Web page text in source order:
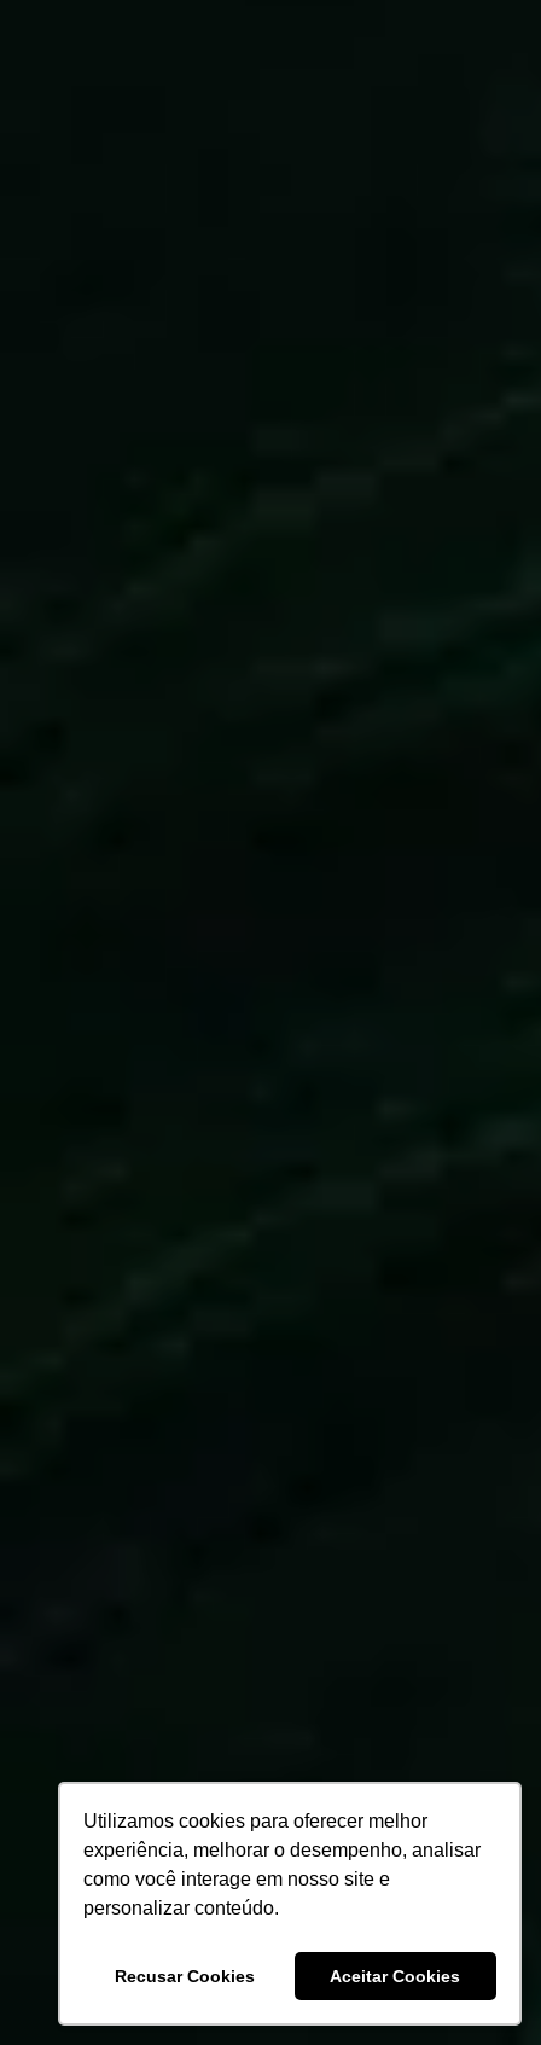
Utilizamos cookies para oferecer melhor
experiência, melhorar o desempenho, analisar
como você interage em nosso site e
personalizar conteúdo.
Recusar Cookies Aceitar Cookies